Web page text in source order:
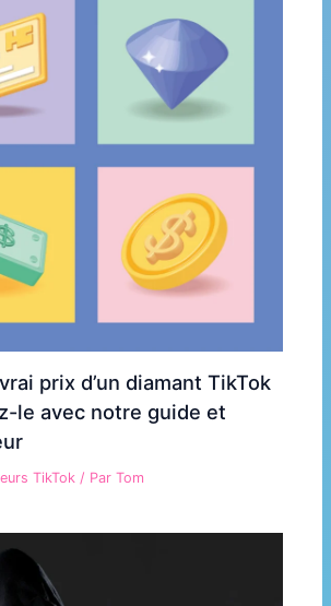
prix d’un diamant TikTok
le avec notre guide et
TikTok / ParTom